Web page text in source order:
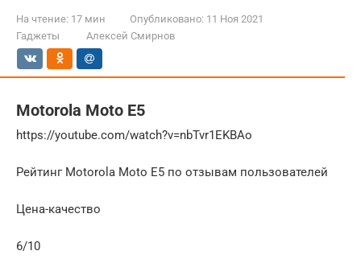
На чтение: 17 мин Опубликовано: 11 Ноя 2021
Гаджеты
Алексей Смирнов
Motorola Moto E5
https://youtube.com/watch?v=nbTvr1EKBAo
Рейтинг Motorola Moto E5 по отзывам пользователей
Цена-качество
6/10